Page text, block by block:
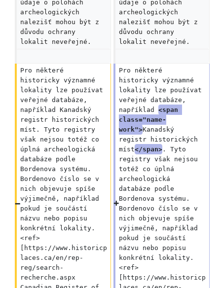
údaje o polohách
archeologických
nalezišť mohou být z
důvodu ochrany
lokalit neveřejné.
údaje o polohách
archeologických
nalezišť mohou být z
důvodu ochrany
lokalit neveřejné.
Pro některé
historicky významné
lokality lze používat
veřejné databáze,
například Kanadský
registr historických
míst. Tyto registry
však nejsou totéž co
úplná archeologická
databáze podle
Bordenova systému.
Bordenovo číslo se v
nich objevuje spíše
výjimečně, například
pokud je součástí
názvu nebo popisu
konkrétní lokality.
<ref>
[https://www.historicp
laces.ca/en/rep-
reg/search-
recherche.aspx
Pro některé
historicky významné
lokality lze používat
veřejné databáze,
například <span
class="name-
work">Kanadský
registr historických
míst</span>. Tyto
registry však nejsou
totéž co úplná
archeologická
databáze podle
Bordenova systému.
Bordenovo číslo se v
nich objevuje spíše
výjimečně, například
pokud je součástí
názvu nebo popisu
konkrétní lokality.
<ref>
[https://www.historicp